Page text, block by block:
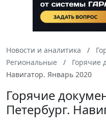
Новости и аналитика
Региональные
Горячие
Навигатор. Январь 2020
Горячие
Петербург.